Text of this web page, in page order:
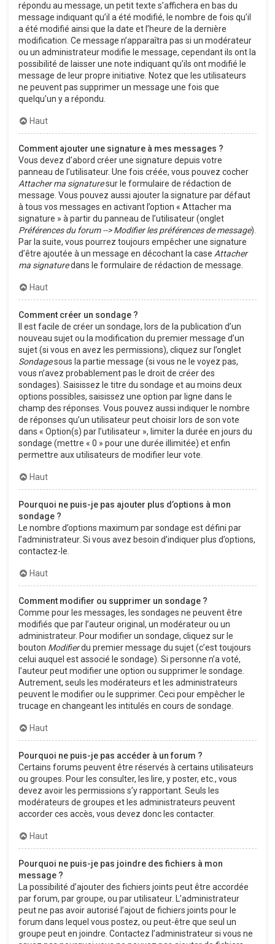
répondu au message, un petit texte s’affichera en bas du
message indiquant qu’il a été modifié, le nombre de fois qu’il
a été modifié ainsi que la date et l’heure de la dernière
modification. Ce message n’apparaîtra pas si un modérateur
ou un administrateur modifie le message, cependant ils ont la
possibilité de laisser une note indiquant qu’ils ont modifié le
message de leur propre initiative. Notez que les utilisateurs
ne peuvent pas supprimer un message une fois que
quelqu’un y a répondu.
Haut
Comment ajouter une signature à mes messages ?
Vous devez d’abord créer une signature depuis votre
panneau de l’utilisateur. Une fois créée, vous pouvez cocher
Attacher ma signaturesur le formulaire de rédaction de
message. Vous pouvez aussi ajouter la signature par défaut
à tous vos messages en activant l’option « Attacher ma
signature » à partir du panneau de l’utilisateur (onglet
Préférences du forum --> Modifier les préférences de message).
Par la suite, vous pourrez toujours empêcher une signature
d’être ajoutée à un message en décochant la case Attacher
ma signaturedans le formulaire de rédaction de message.
Haut
Comment créer un sondage ?
Il est facile de créer un sondage, lors de la publication d’un
nouveau sujet ou la modification du premier message d’un
sujet (si vous en avez les permissions), cliquez sur l’onglet
Sondagesous la partie message (si vous ne le voyez pas,
vous n’avez probablement pas le droit de créer des
sondages). Saisissez le titre du sondage et au moins deux
options possibles, saisissez une option par ligne dans le
champ des réponses. Vous pouvez aussi indiquer le nombre
de réponses qu’un utilisateur peut choisir lors de son vote
dans « Option(s) par l’utilisateur », limiter la durée en jours du
sondage (mettre « 0 » pour une durée illimitée) et enfin
permettre aux utilisateurs de modifier leur vote.
Haut
Pourquoi ne puis-je pas ajouter plus d’options à mon
sondage ?
Le nombre d’options maximum par sondage est défini par
l’administrateur. Si vous avez besoin d’indiquer plus d’options,
contactez-le.
Haut
Comment modifier ou supprimer un sondage ?
Comme pour les messages, les sondages ne peuvent être
modifiés que par l’auteur original, un modérateur ou un
administrateur. Pour modifier un sondage, cliquez sur le
bouton Modifierdu premier message du sujet (c’est toujours
celui auquel est associé le sondage). Si personne n’a voté,
l’auteur peut modifier une option ou supprimer le sondage.
Autrement, seuls les modérateurs et les administrateurs
peuvent le modifier ou le supprimer. Ceci pour empêcher le
trucage en changeant les intitulés en cours de sondage.
Haut
Pourquoi ne puis-je pas accéder à un forum ?
Certains forums peuvent être réservés à certains utilisateurs
ou groupes. Pour les consulter, les lire, y poster, etc., vous
devez avoir les permissions s’y rapportant. Seuls les
modérateurs de groupes et les administrateurs peuvent
accorder ces accès, vous devez donc les contacter.
Haut
Pourquoi ne puis-je pas joindre des fichiers à mon
message ?
La possibilité d’ajouter des fichiers joints peut être accordée
par forum, par groupe, ou par utilisateur. L’administrateur
peut ne pas avoir autorisé l’ajout de fichiers joints pour le
forum dans lequel vous postez, ou peut-être que seul un
groupe peut en joindre. Contactez l’administrateur si vous ne